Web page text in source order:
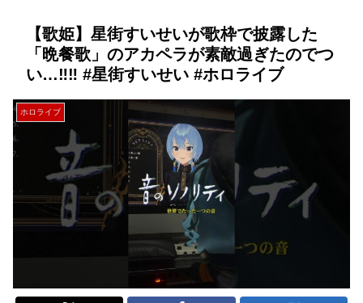
【歌姫】星街すいせいが歌枠で披露した
「晩餐歌」のアカペラが素敵過ぎたのでつ
い…‼︎‼︎ #星街すいせい #ホロライブ
ホロライブ